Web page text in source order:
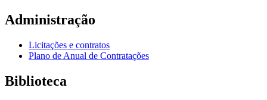
Administração
Licitações e contratos
Plano de Anual de Contratações
Biblioteca